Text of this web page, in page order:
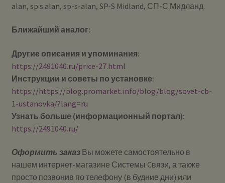
alan, sp s alan, sp-s-alan, SP-S Midland, СП-С Мидланд.
Ближайший аналог:
Другие описания и упоминания:
https://2491040.ru/price-27.html
Инструкции и советы по установке:
https://https://blog.promarket.info/blog/blog/sovet-cb-
1-ustanovka/?lang=ru
Узнать больше (информационный портал):
https://2491040.ru/
Оформить заказВы можете самостоятельно в
нашем интернет-магазине Системы Cвязи, а также
просто позвонив по телефону (в будние дни) или